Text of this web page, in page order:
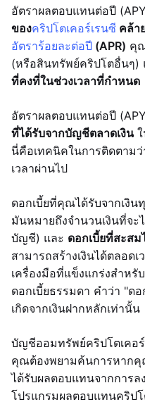
อัตราผลตอบแทนต่อปี
ของคริปโตเคอร์เรนซี คล้า
อัตราร้อยละต่อปี (APR) คุ
(หรือสินทรัพย์คริปโตอื่นๆ)
ที่คงที่ในช่วงเวลาที่กำหนด
อัตราผลตอบแทนต่อปี
ที่ได้รับจากบัญชีตลาดเงินใ
นี่คือเทคนิคในการติดตามว่
เวลาผ่านไป
ดอกเบี้ยที่คุณได้รับจากเงิน
มันหมายถึงจำนวนเงินที่จะ
บัญชี) และ ดอกเบี้ยที่สะสม
สามารถสร้างเงินได้ตลอดเ
เครื่องมือที่แข็งแกร่งสำหรั
ดอกเบี้ยธรรมดา คำว่า "ด
เกิดจากเงินฝากหลักเท่านั้น
บัญชีออมทรัพย์คริปโตเคอร์
คุณต้องพยามค้นการหากคุ
ได้รับผลตอบแทนจากการ
โปรแกรมผลตอบแทนคริป